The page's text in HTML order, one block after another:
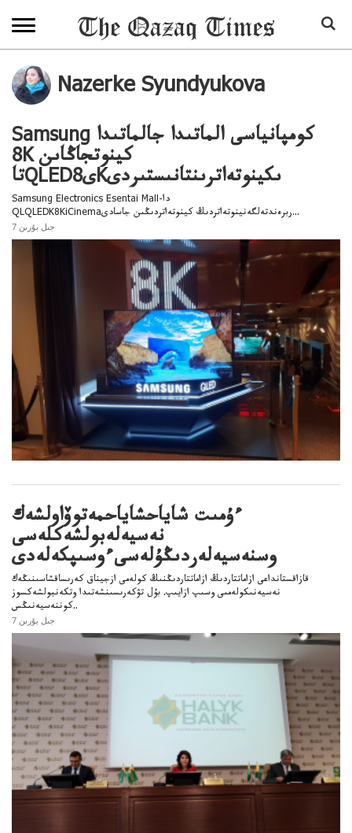
Nazerke Syundyukova
Samsung كومپانياسى الماتىدا جالماتىدا
8K كينوتجاڭاىن
تاQLEDى8Kىكينوتەاترىنتانىستىردى
Samsung Electronics Esentai Mall-دا
QLQLEDK8KiCinemaربرەندتەلگەنينوتەاتردىڭ كينوتەاتردىڭىن جاسادى...
7 جىل بۇرىن
ءۇمىت شاياحشاياحمەتوۆاولشەك
نەسيەلەبولشەكلەسى
وسنەسيەلەردىڭۇلەسىءوسىپكەلەدى
قازاقستانداعى ازاماتتاردىڭ ازاماتتاردىڭنىڭ كولەمى ازجيناق كەرىساقشاسىنىڭەك
نەسيەنىكولەمىى وسىپ ازايىپ. بۇل تۋكەرىسىنشەتىدا وتكەنبولشەكسوز
كوننەسيەنىڭس..
7 جىل بۇرىن